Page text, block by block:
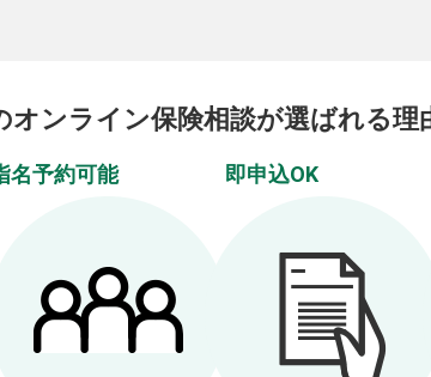
オンライン保険相談が選ばれる理
名予約可能 即申込OK